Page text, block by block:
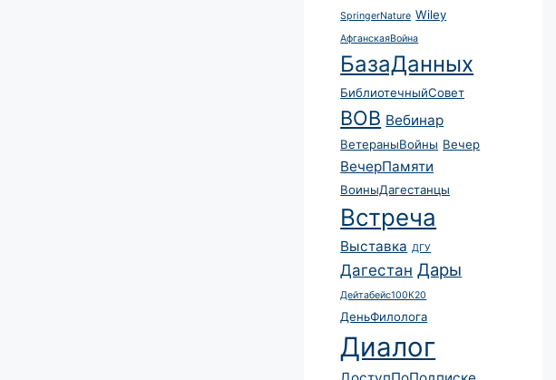
SpringerNature Wiley
АфганскаяВойна
БазаДанных
БиблиотечныйСовет
ВОВ Вебинар
ВетераныВойны Вечер
ВечерПамяти
ВоиныДагестанцы
Встреча
Выставка ДГУ
Дагестан Дары
Дейтабейс100К20
ДеньФилолога
Диалог